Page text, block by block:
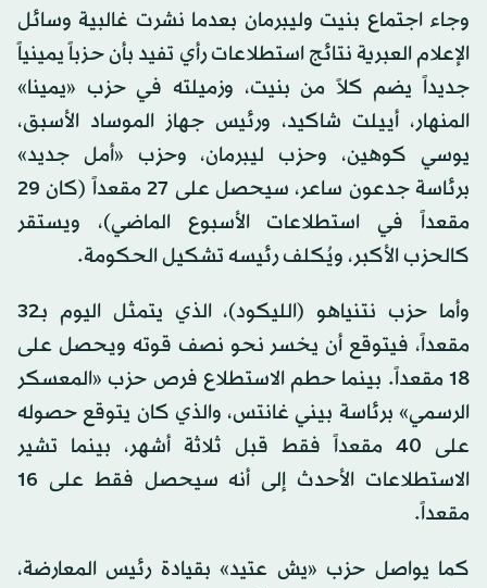
وجاء اجتماع بنيت وليبرمان بعدما نشرت غالبية وسائل
الإعلام العبرية نتائج استطلاعات رأي تفيد بأن حزباً يمينياً
جديداً يضم كلاً من بنيت، وزميلته في حزب «يمينا»
المنهار، أييلت شاكيد، ورئيس جهاز الموساد الأسبق،
يوسي كوهين، وحزب ليبرمان، وحزب «أمل جديد»
برئاسة جدعون ساعر، سيحصل على 27 مقعداً (كان 29
مقعداً في استطلاعات الأسبوع الماضي)، ويستقر
كالحزب الأكبر، ويُكلف رئيسه تشكيل الحكومة.
وأما حزب نتنياهو (الليكود)، الذي يتمثل اليوم بـ32
مقعداً، فيتوقع أن يخسر نحو نصف قوته ويحصل على
18 مقعداً. بينما حطم الاستطلاع فرص حزب «المعسكر
الرسمي» برئاسة بيني غانتس، والذي كان يتوقع حصوله
على 40 مقعداً فقط قبل ثلاثة أشهر، بينما تشير
الاستطلاعات الأحدث إلى أنه سيحصل فقط على 16
مقعداً.
كما يواصل حزب «يش عتيد» بقيادة رئيس المعارضة،